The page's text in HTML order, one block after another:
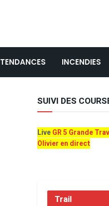
TENDANCES INCENDIES
SUIVI DES
LiveGR 5 Grande
Olivier en direct
Trail